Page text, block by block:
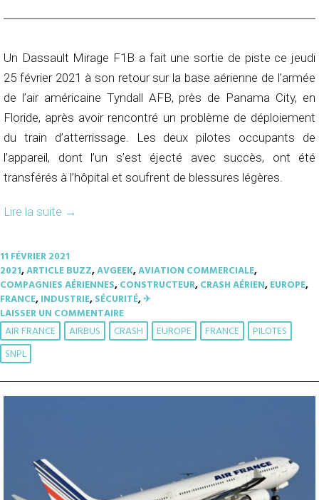
Un Dassault Mirage F1B a fait une sortie de piste ce jeudi
25 février 2021 à son retour sur la base aérienne de l’armée
de l’air américaine Tyndall AFB, près de Panama City, en
Floride, après avoir rencontré un problème de déploiement
du train d’atterrissage. Les deux pilotes occupants de
l’appareil, dont l’un s’est éjecté avec succès, ont été
transférés à l’hôpital et soufrent de blessures légères.
Lire la suite →
11 FÉVRIER 2021
2021,ARTICLE BUZZ,AVGEEK,AVIATION COMMERCIALE,
COMPAGNIES AÉRIENNES,CONSTRUCTEUR,CRASH AÉRIEN,EUROPE,
FRANCE,INDUSTRIE,SÉCURITÉ,✈︎
LAISSER UN COMMENTAIRE
AIR FRANCE AIRBUS CRASH EUROPE FRANCE
PILOTES
SNPL